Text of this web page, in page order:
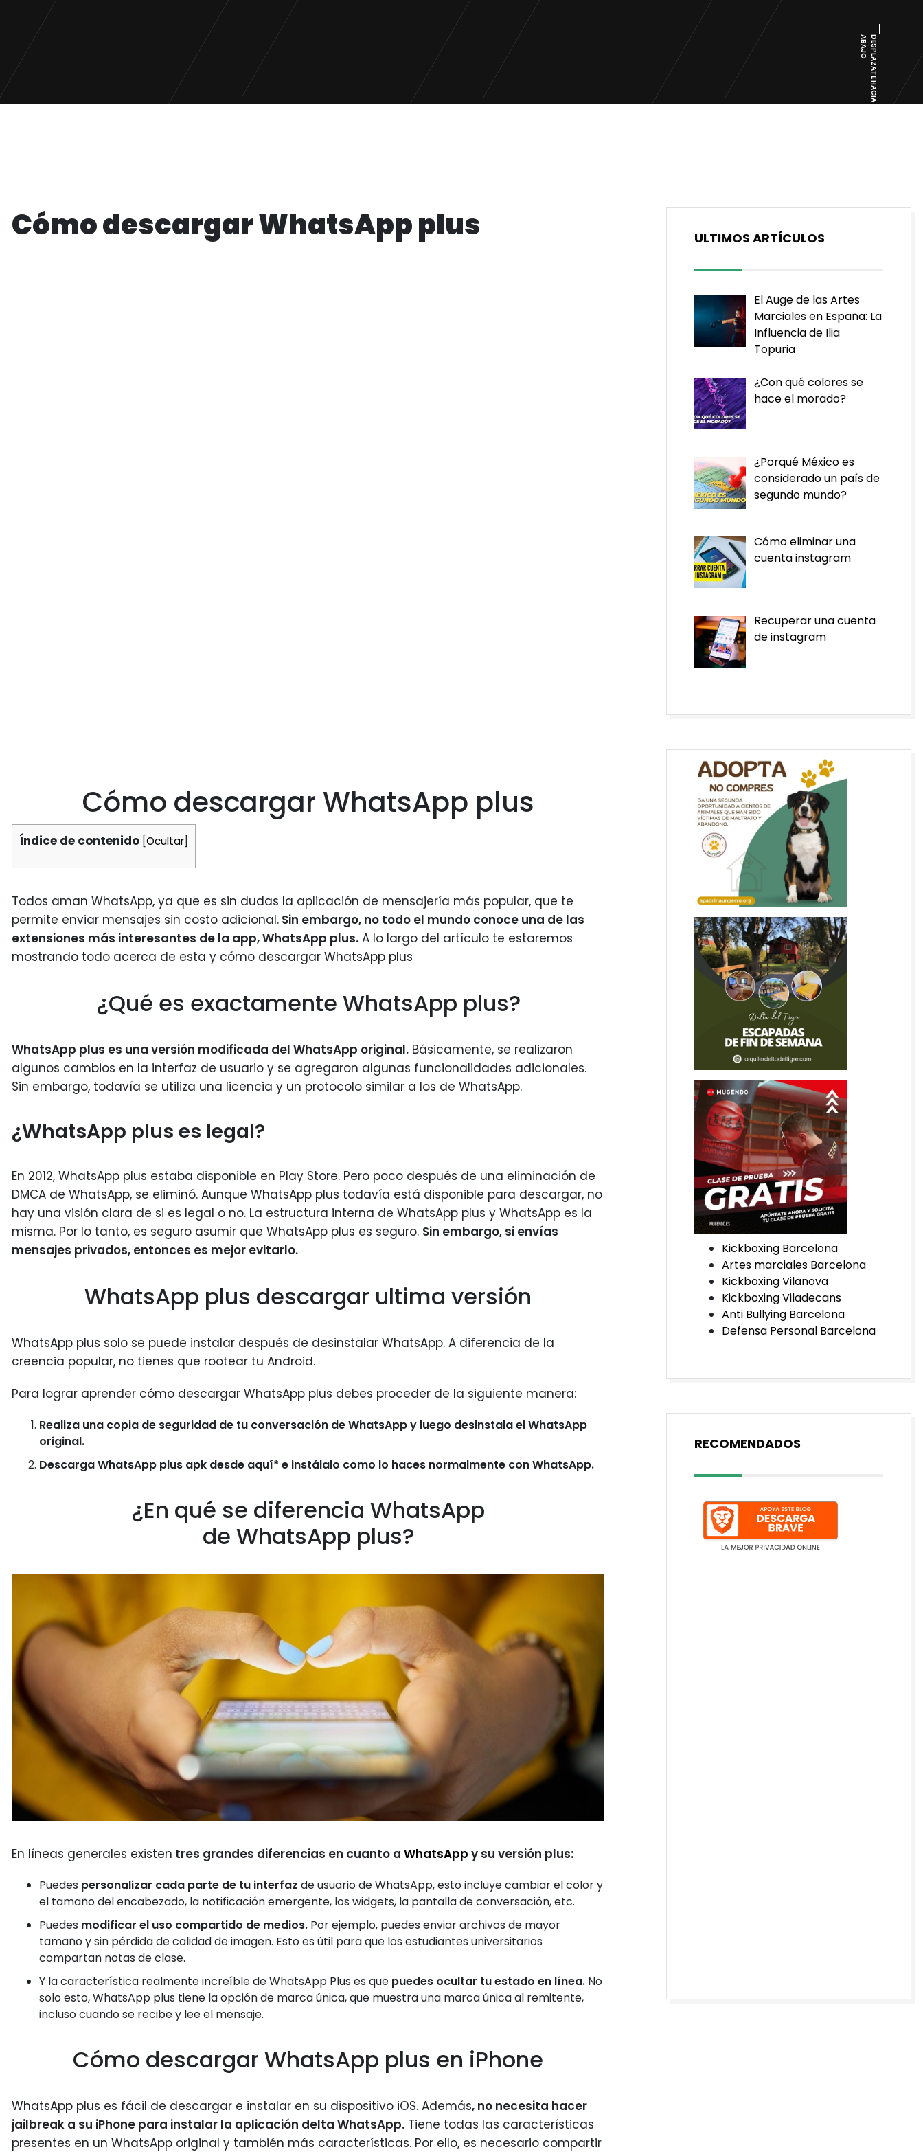
D
E
S
P
L
A
Z
A
T
E
H
A
C
I
A
A
B
A
J
O
Cómo descargar WhatsApp plus
Cómo descargar WhatsApp plus
Índice de contenido Ocultar
Todos aman WhatsApp, ya que es sin dudas la aplicación de mensajería más popular, que te
permite enviar mensajes sin costo adicional. Sin embargo, no todo el mundo conoce una de las
extensiones más interesantes de la app, WhatsApp plus. A lo largo del artículo te estaremos
mostrando todo acerca de esta y cómo descargar WhatsApp plus
¿Qué es exactamente WhatsApp plus?
WhatsApp plus es una versión modificada del WhatsApp original. Básicamente, se realizaron
algunos cambios en la interfaz de usuario y se agregaron algunas funcionalidades adicionales.
Sin embargo, todavía se utiliza una licencia y un protocolo similar a los de WhatsApp.
¿WhatsApp plus es legal?
En 2012, WhatsApp plus estaba disponible en Play Store. Pero poco después de una eliminación de
DMCA de WhatsApp, se eliminó. Aunque WhatsApp plus todavía está disponible para descargar, no
hay una visión clara de si es legal o no. La estructura interna de WhatsApp plus y WhatsApp es la
misma. Por lo tanto, es seguro asumir que WhatsApp plus es seguro. Sin embargo, si envías
mensajes privados, entonces es mejor evitarlo.
WhatsApp plus descargar ultima versión
WhatsApp plus solo se puede instalar después de desinstalar WhatsApp. A diferencia de la
creencia popular, no tienes que rootear tu Android.
Para lograr aprender cómo descargar WhatsApp plus debes proceder de la siguiente manera:
Realiza una copia de seguridad de tu conversación de WhatsApp y luego desinstala el WhatsApp
original.
Descarga WhatsApp plus apk desde aquí* e instálalo como lo haces normalmente con WhatsApp.
¿En qué se diferencia WhatsApp
de WhatsApp plus?
En líneas generales existen tres grandes diferencias en cuanto a WhatsApp y su versión plus:
Puedes personalizar cada parte de tu interfaz de usuario de WhatsApp, esto incluye cambiar el color y
el tamaño del encabezado, la notificación emergente, los widgets, la pantalla de conversación, etc.
Puedes modificar el uso compartido de medios. Por ejemplo, puedes enviar archivos de mayor
tamaño y sin pérdida de calidad de imagen. Esto es útil para que los estudiantes universitarios
compartan notas de clase.
Y la característica realmente increíble de WhatsApp Plus es que puedes ocultar tu estado en línea. No
solo esto, WhatsApp plus tiene la opción de marca única, que muestra una marca única al remitente,
incluso cuando se recibe y lee el mensaje.
Cómo descargar WhatsApp plus en iPhone
WhatsApp plus es fácil de descargar e instalar en su dispositivo iOS. Además, no necesita hacer
jailbreak a su iPhone para instalar la aplicación delta WhatsApp. Tiene todas las características
presentes en un WhatsApp original y también más características. Por ello, es necesario compartir
ULTIMOS ARTÍCULOS
El Auge de las Artes
Marciales en España: La
Influencia de Ilia
Topuria
¿Con qué colores se
hace el morado?
¿Porqué México es
considerado un país de
segundo mundo?
Cómo eliminar una
cuenta instagram
Recuperar una cuenta
de instagram
Kickboxing Barcelona
Artes marciales Barcelona
Kickboxing Vilanova
Kickboxing Viladecans
Anti Bullying Barcelona
Defensa Personal Barcelona
RECOMENDADOS